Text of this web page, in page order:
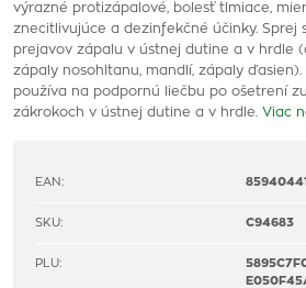
výrazné protizápalové, bolesť tlmiace,
znecitlivujúce a dezinfekčné účinky. Sprej
prejavov zápalu v ústnej dutine a v hrdle
zápaly nosohltanu, mandlí, zápaly
používa na podpornú liečbu po ošetrení
zákrokoch v ústnej dutine a v hrdle. Viac
EAN:
SKU: C94683
PLU: